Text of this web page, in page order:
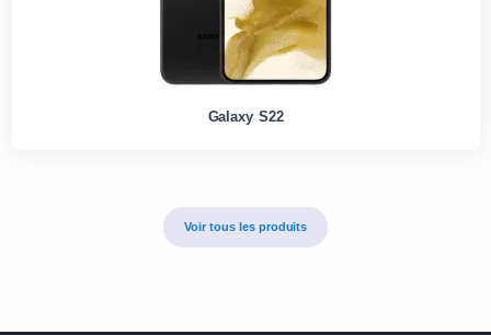
Galaxy S22
Voir tous les produits